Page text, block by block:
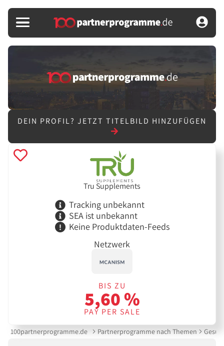
DEIN PROFIL? JETZT TITELBILD HINZUFÜGEN
Tru Supplements
Tracking unbekannt
SEA ist unbekannt
Keine Produktdaten-Feeds
Netzwerk
BIS ZU
5,60 %
PAY PER SALE
100partnerprogramme.de Partnerprogramme nach Themen